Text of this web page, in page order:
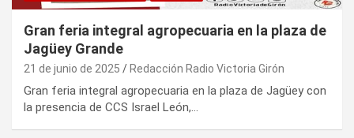
Gran feria integral agropecuaria en la plaza de
Jagüey Grande
21 de junio de 2025 Redacción Radio Victoria Girón
Gran feria integral agropecuaria en la plaza de Jagüey con
la presencia de CCS Israel León,…